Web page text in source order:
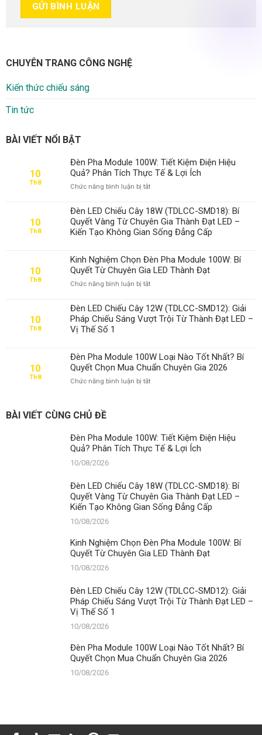
CHUYÊN TRANG CÔNG NGHỆ
Kiến thức chiếu sáng
Tin tức
BÀI VIẾT NỔI BẬT
10
Th8
Đèn Pha Module 100W: Tiết Kiệm Điện Hiệu
Quả? Phân Tích Thực Tế & Lợi Ích
Chức năng bình luận bị tắtở
Pha
Module
100W:
Tiết
Điện
Hiệu
Quả?
Phân
Thực
Tế
&
10
Th8
Đèn LED Chiếu Cây 18W (TDLCC-SMD18): Bí
Quyết Vàng Từ Chuyên Gia Thành Đạt LED –
Kiến Tạo Không Gian Sống Đẳng Cấp
10
Th8
Kinh Nghiệm Chọn Đèn Pha Module 100W: Bí
Quyết Từ Chuyên Gia LED Thành Đạt
Chức năng bình luận bị tắtở
Nghiệm
Chọn
Đèn
100W:
Bí
Quyết
Từ
Đạt
10
Th8
Đèn LED Chiếu Cây 12W (TDLCC-SMD12): Giải
Pháp Chiếu Sáng Vượt Trội Từ Thành Đạt LED –
Vị Thế Số 1
10
Th8
Đèn Pha Module 100W Loại Nào Tốt Nhất? Bí
Quyết Chọn Mua Chuẩn Chuyên Gia 2026
Chức năng bình luận bị tắtở
Nào
Tốt
Chọn
Mua
Chuẩn
2026
BÀI VIẾT CÙNG CHỦ ĐỀ
Đèn Pha Module 100W: Tiết Kiệm Điện Hiệu
Quả? Phân Tích Thực Tế & Lợi Ích
10/08/2026
Đèn LED Chiếu Cây 18W (TDLCC-SMD18): Bí
Quyết Vàng Từ Chuyên Gia Thành Đạt LED –
Kiến Tạo Không Gian Sống Đẳng Cấp
10/08/2026
Kinh Nghiệm Chọn Đèn Pha Module 100W: Bí
Quyết Từ Chuyên Gia LED Thành Đạt
10/08/2026
Đèn LED Chiếu Cây 12W (TDLCC-SMD12): Giải
Pháp Chiếu Sáng Vượt Trội Từ Thành Đạt LED –
Vị Thế Số 1
10/08/2026
Đèn Pha Module 100W Loại Nào Tốt Nhất? Bí
Quyết Chọn Mua Chuẩn Chuyên Gia 2026
10/08/2026